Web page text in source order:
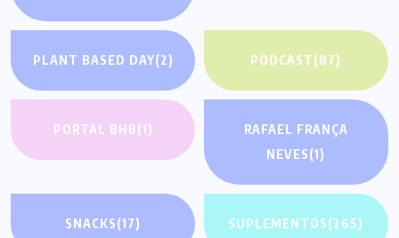
PLANT BASED DAY(2) PODCAST(87)
PORTAL BHB(1)
RAFAEL FRANÇA
NEVES(1)
SNACKS(17) SUPLEMENTOS(265)